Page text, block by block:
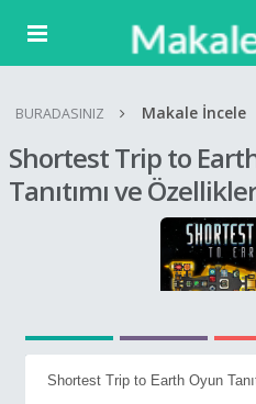
BURADASINIZ Makale İncele
Shortest Trip to
Tanıtımı ve
Shortest Trip to Earth Oyun